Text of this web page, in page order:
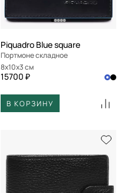
Piquadro Blue square
Портмоне складное
8x10x3 см
15700 ₽
В КОРЗИНУ